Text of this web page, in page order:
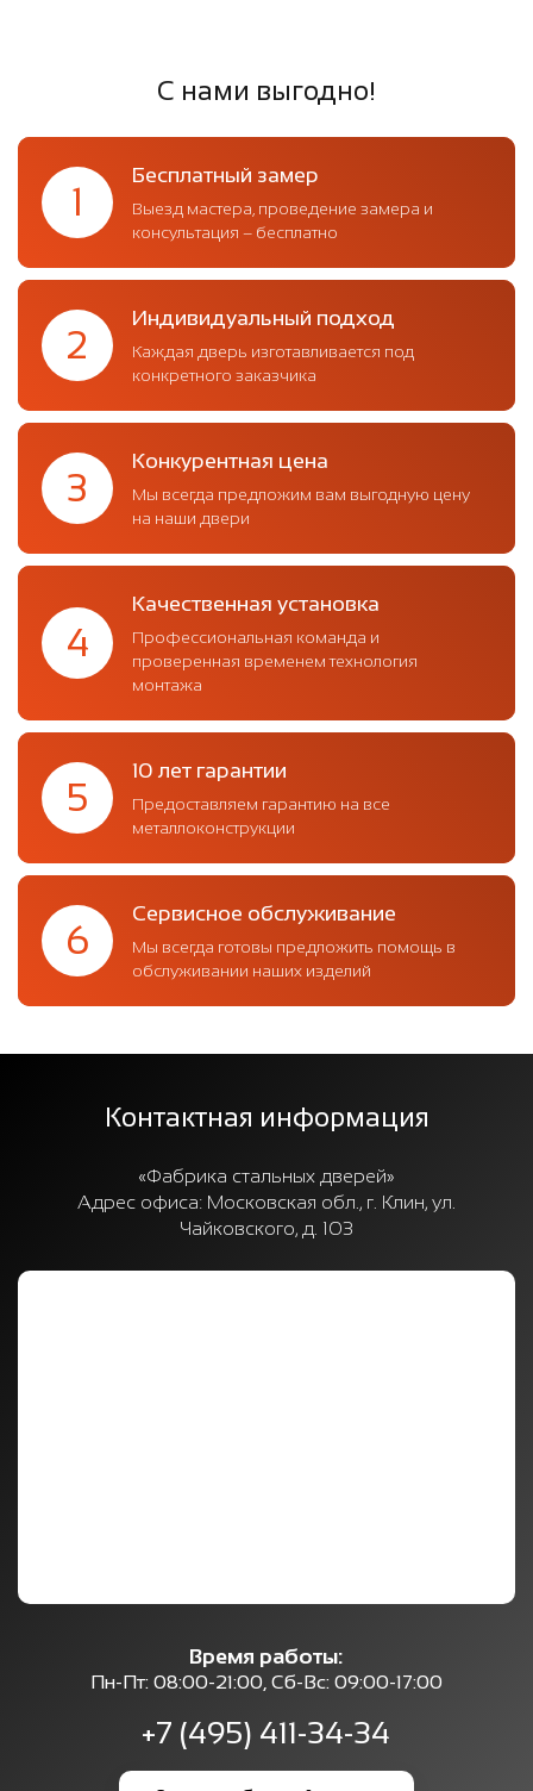
С нами выгодно!
1
Бесплатный замер
Выезд мастера, проведение замера и
консультация – бесплатно
2
Индивидуальный подход
Каждая дверь изготавливается под
конкретного заказчика
3
Конкурентная цена
Мы всегда предложим вам выгодную цену
на наши двери
4
Качественная установка
Профессиональная команда и
проверенная временем технология
монтажа
5
10 лет гарантии
Предоставляем гарантию на все
металлоконструкции
6
Сервисное обслуживание
Мы всегда готовы предложить помощь в
обслуживании наших изделий
Контактная информация
«Фабрика стальных дверей»
Адрес офиса: Московская обл., г. Клин, ул.
Чайковского, д. 103
Время работы:
Пн-Пт: 08:00-21:00, Сб-Вс: 09:00-17:00
+7 (495) 411-34-34